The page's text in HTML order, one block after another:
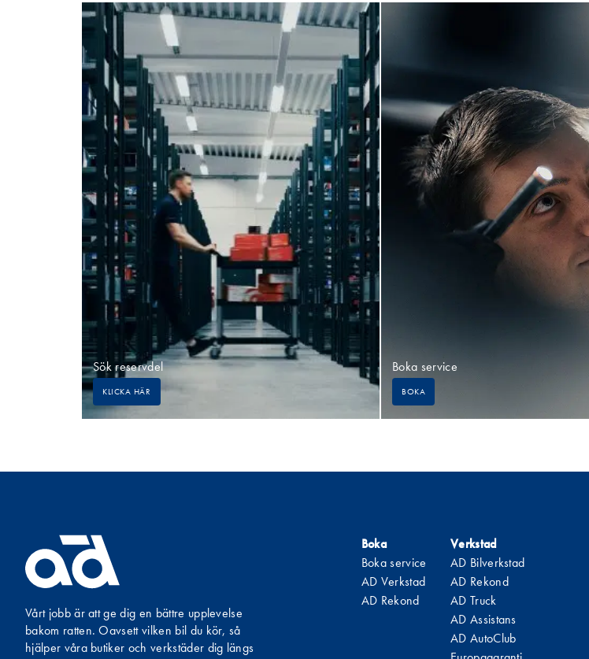
Sök reservdel
KLICKA HÄR
Boka service
BOKA
Vårt jobb är att ge dig en bättre upplevelse
bakom ratten. Oavsett vilken bil du kör, så
hjälper våra butiker och verkstäder dig längs
Boka
Boka service
AD Verkstad
AD Rekond
Verkstad
AD Bilverkstad
AD Rekond
AD Truck
AD Assistans
AD AutoClub